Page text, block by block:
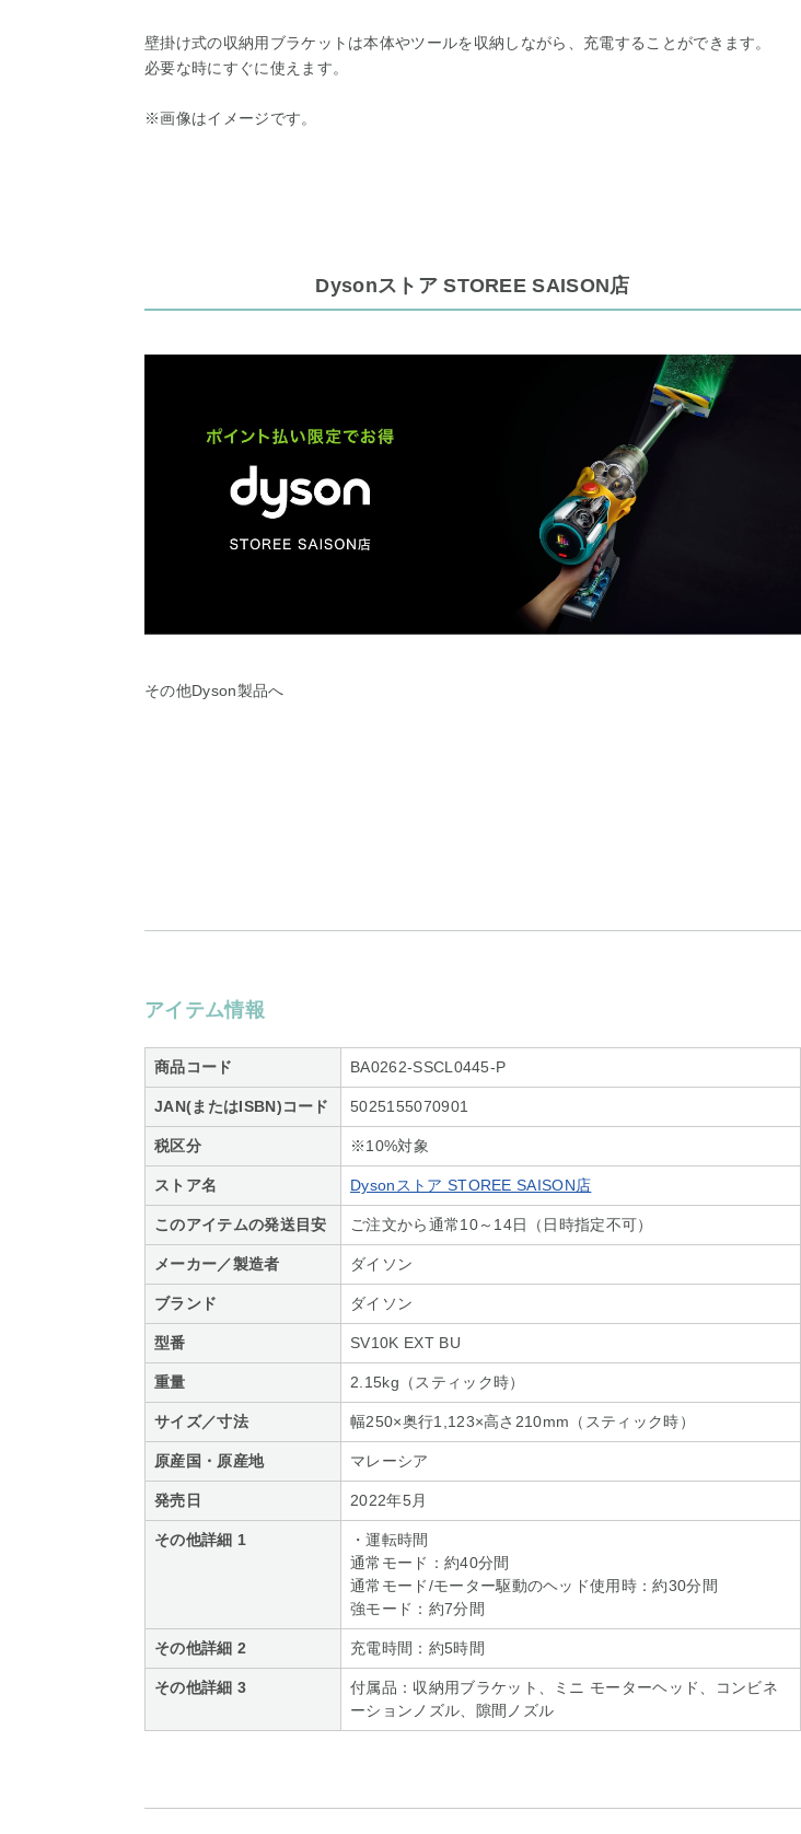
壁掛け式の収納用ブラケットは本体やツールを収納しながら、充電することができます。
必要な時にすぐに使えます。
※画像はイメージです。
Dysonストア STOREE SAISON店
その他Dyson製品へ
アイテム情報
商品コード BA0262-SSCL0445-P
JAN(またはISBN)コード 5025155070901
税区分 ※10%対象
ストア名 Dysonストア STOREE SAISON店
このアイテムの発送目安 ご注文から通常10～14日（日時指定不可）
メーカー／製造者 ダイソン
ブランド ダイソン
型番 SV10K EXT BU
重量 2.15kg（スティック時）
サイズ／寸法 幅250×奥行1,123×高さ210mm（スティック時）
原産国・原産地 マレーシア
発売日 2022年5月
その他詳細 1
・運転時間
通常モード：約40分間
通常モード/モーター駆動のヘッド使用時：約30分間
強モード：約7分間
その他詳細 2 充電時間：約5時間
その他詳細 3
付属品：収納用ブラケット、ミニ モーターヘッド、コンビネ
ーションノズル、隙間ノズル